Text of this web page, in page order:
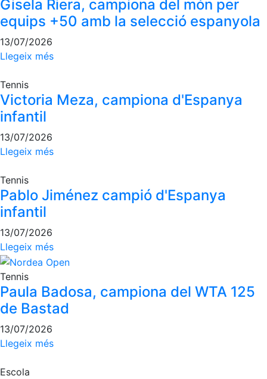
Gisela Riera, campiona del món per
equips +50 amb la selecció espanyola
13/07/2026
Llegeix més
Tennis
Victoria Meza, campiona d'Espanya
infantil
13/07/2026
Llegeix més
Tennis
Pablo Jiménez campió d'Espanya
infantil
13/07/2026
Llegeix més
Tennis
Paula Badosa, campiona del WTA 125
de Bastad
13/07/2026
Llegeix més
Escola